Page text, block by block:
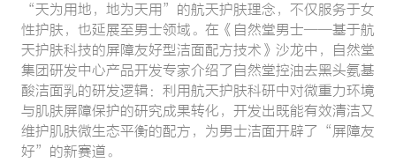
“天为用地，地为天用”的航天护肤理念，不仅服务于女
性护肤，也延展至男士领域。在《自然堂男士——基于航
天护肤科技的屏障友好型洁面配方技术》沙龙中，自然堂
集团研发中心产品开发专家介绍了自然堂控油去黑头氨基
酸洁面乳的研发逻辑：利用航天护肤科研中对微重力环境
与肌肤屏障保护的研究成果转化，开发出既能有效清洁又
维护肌肤微生态平衡的配方，为男士洁面开辟了“屏障友
好”的新赛道。